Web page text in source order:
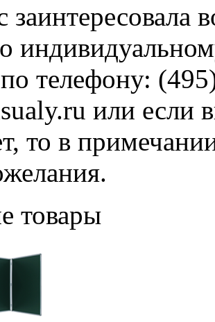
заинтересовала
телефону:
или если
то в
товары